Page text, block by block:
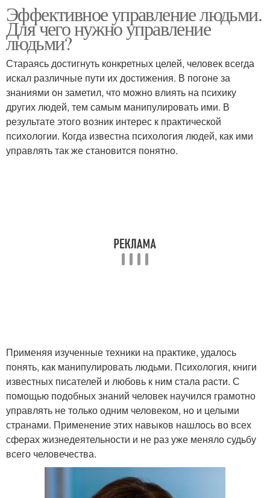
Эффективное управление людьми.
Для чего нужно управление
людьми?
Стараясь достигнуть конкретных целей, человек всегда
искал различные пути их достижения. В погоне за
знаниями он заметил, что можно влиять на психику
других людей, тем самым манипулировать ими. В
результате этого возник интерес к практической
психологии. Когда известна психология людей, как ими
управлять так же становится понятно.
Применяя изученные техники на практике, удалось
понять, как манипулировать людьми. Психология, книги
известных писателей и любовь к ним стала расти. С
помощью подобных знаний человек научился грамотно
управлять не только одним человеком, но и целыми
странами. Применение этих навыков нашлось во всех
сферах жизнедеятельности и не раз уже меняло судьбу
всего человечества.